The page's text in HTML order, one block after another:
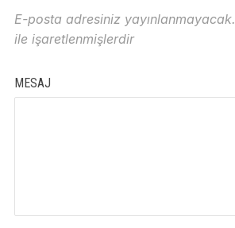
E-posta adresiniz yayınlanmayacak.
ile işaretlenmişlerdir
MESAJ